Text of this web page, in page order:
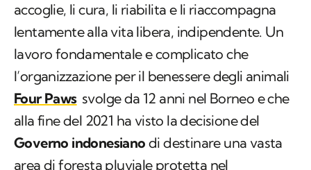
accoglie, li cura, li riabilita e li riaccompagna
lentamente alla vita libera, indipendente. Un
lavoro fondamentale e complicato che
l’organizzazione per il benessere degli animali
Four Paws svolge da 12 anni nel Borneo e che
alla fine del 2021 ha visto la decisione del
Governo indonesiano di destinare una vasta
area di foresta pluviale protetta nel